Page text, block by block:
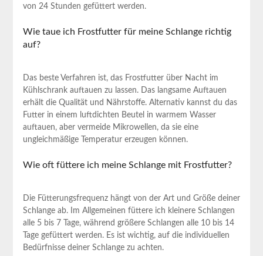
von ⁣24 Stunden gefüttert ‍werden.
Wie taue ⁢ich Frostfutter‌ für meine Schlange richtig⁤
auf?
Das ‌beste Verfahren ist, das Frostfutter‍ über‌ Nacht im
Kühlschrank auftauen‍ zu lassen. Das langsame⁢ Auftauen
erhält die Qualität und⁢ Nährstoffe. Alternativ kannst du das
Futter in einem luftdichten ​Beutel in ⁤warmem Wasser
auftauen, aber vermeide Mikrowellen, da sie eine‌
ungleichmäßige Temperatur erzeugen ‌können.
Wie oft füttere ich meine ​Schlange mit Frostfutter?
Die ⁣Fütterungsfrequenz hängt von der Art und Größe deiner
​Schlange ab.​ Im Allgemeinen füttere⁤ ich ‍kleinere Schlangen
alle 5 bis 7 Tage, ​während​ größere Schlangen alle ​10 bis ⁢14
Tage gefüttert ⁤werden. Es ist wichtig, auf die ‌individuellen
⁣Bedürfnisse deiner Schlange zu achten.